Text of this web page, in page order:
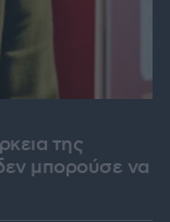
της
μπορούσε να